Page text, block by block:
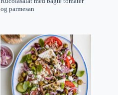
og parmesan